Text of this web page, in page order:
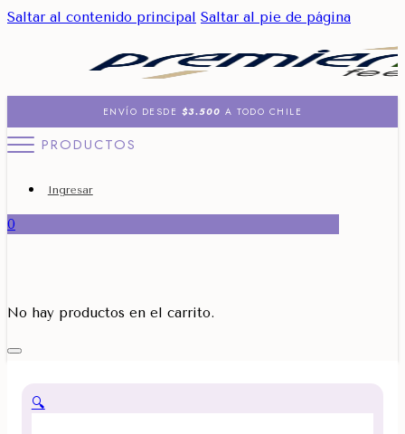
Saltar al contenido principal Saltar al pie de página
ENVÍO DESDE $3.500 A TODO CHILE
PRODUCTOS
Ingresar
0
No hay productos en el carrito.
🔍